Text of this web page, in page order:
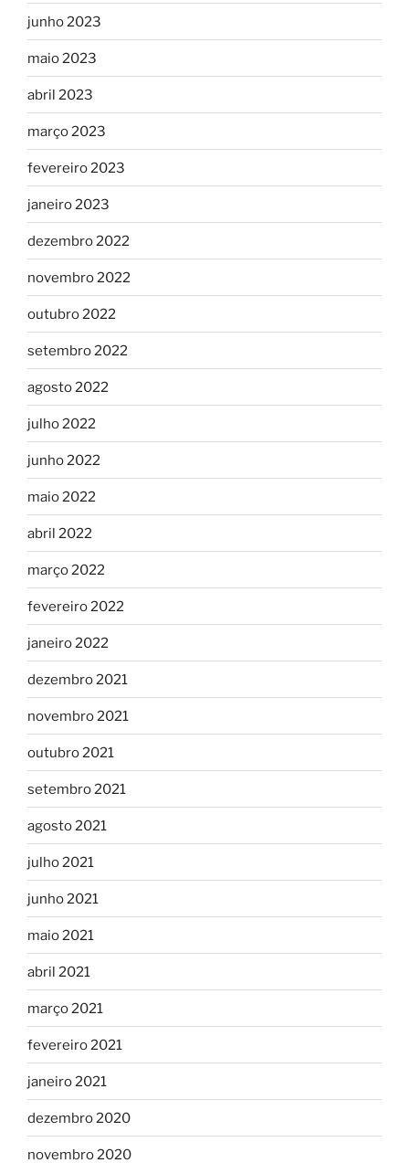
junho 2023
maio 2023
abril 2023
março 2023
fevereiro 2023
janeiro 2023
dezembro 2022
novembro 2022
outubro 2022
setembro 2022
agosto 2022
julho 2022
junho 2022
maio 2022
abril 2022
março 2022
fevereiro 2022
janeiro 2022
dezembro 2021
novembro 2021
outubro 2021
setembro 2021
agosto 2021
julho 2021
junho 2021
maio 2021
abril 2021
março 2021
fevereiro 2021
janeiro 2021
dezembro 2020
novembro 2020